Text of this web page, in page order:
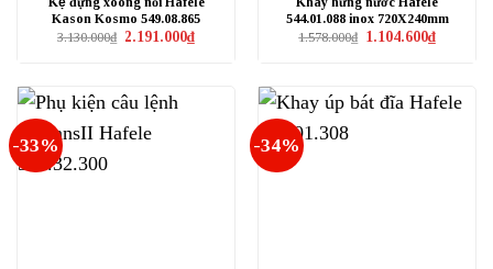
Kason Kosmo 549.08.865
3.130.000₫ Giá
2.191.000₫Giá
hiện
544.01.088 inox 720X240mm
1.578.000₫ Giá
1.104.600₫Giá
hiện
-33% -34%